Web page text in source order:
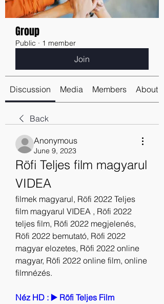
Group
Public · 1 member
Join
Discussion Media Members About
Back
Anonymous
June 9, 2023
Röfi Teljes film magyarul
VIDEA
filmek magyarul, Röfi 2022 Teljes
film magyarul VIDEA , Röfi 2022
teljes film, Röfi 2022 megjelenés,
Röfi 2022 bemutató, Röfi 2022
magyar elozetes, Röfi 2022 online
magyar, Röfi 2022 online film, online
filmnézés.
Néz HD : ▶️ Röfi Teljes Film